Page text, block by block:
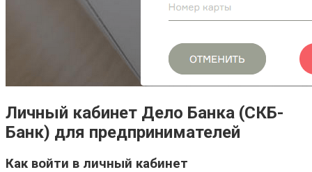
Личный кабинет Дело Банка (СКБ-
Банк) для предпринимателей
Как войти в личный кабинет